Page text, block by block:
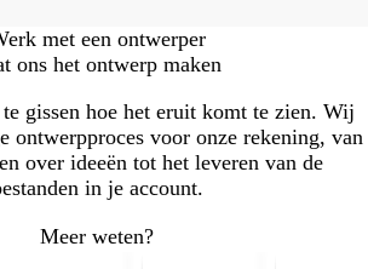
met een ontwerper
ons het ontwerp maken
gissen hoe het eruit komt te zien. Wij
ontwerpproces voor onze rekening, van
over ideeën tot het leveren van de
in je account.
Meer weten?